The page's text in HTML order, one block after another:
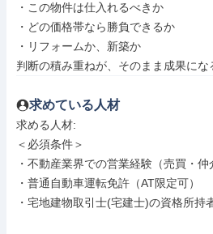
・この物件は仕入れるべきか
・どの価格帯なら勝負できるか
・リフォームか、新築か
判断の積み重ねが、そのまま成果にな
求めている人材
求める人材:
＜必須条件＞
・不動産業界での営業経験（売買・仲
・普通自動車運転免許（AT限定可）
・宅地建物取引士(宅建士)の資格所持